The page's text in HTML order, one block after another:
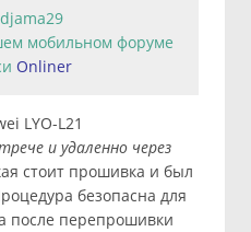
djama29
мобильном форуме
Onliner
LYO-L21
и удаленно через
стоит прошивка и был
безопасна для
после перепрошивки